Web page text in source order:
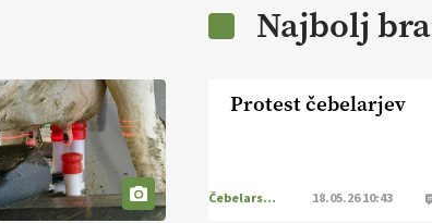
Najbolj
Protest čebelarjev
Čebelarstvo 18.05.26 10:43